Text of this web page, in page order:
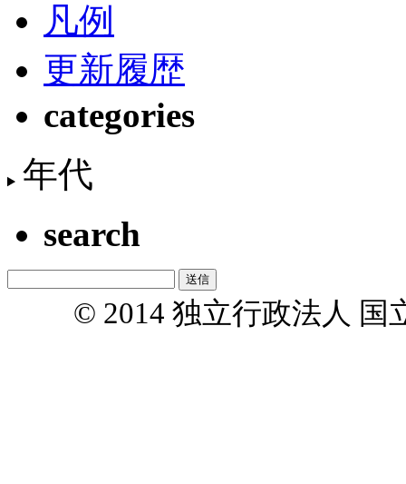
凡例
更新履歴
categories
年代
search
© 2014 独立行政法人 国